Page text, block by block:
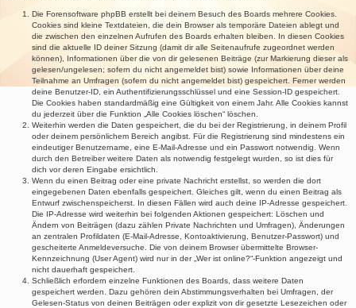
Die Forensoftware phpBB erstellt bei deinem Besuch des Boards mehrere Cookies.
Cookies sind kleine Textdateien, die dein Browser als temporäre Dateien ablegt und
die zwischen den einzelnen Aufrufen des Boards erhalten bleiben. In diesen Cookies
sind die aktuelle ID deiner Sitzung (damit dir alle Seitenaufrufe zugeordnet werden
können), Informationen über die von dir gelesenen Beiträge (zur Markierung dieser als
gelesen/ungelesen; sofern du nicht angemeldet bist) sowie Informationen über deine
Teilnahme an Umfragen (sofern du nicht angemeldet bist) gespeichert. Ferner werden
deine Benutzer-ID, ein Authentifizierungsschlüssel und eine Session-ID gespeichert.
Die Cookies haben standardmäßig eine Gültigkeit von einem Jahr. Alle Cookies kannst
du jederzeit über die Funktion „Alle Cookies löschen“ löschen.
Weiterhin werden die Daten gespeichert, die du bei der Registrierung, in deinem Profil
oder deinem persönlichem Bereich angibst. Für die Registrierung sind mindestens ein
eindeutiger Benutzername, eine E-Mail-Adresse und ein Passwort notwendig. Wenn
durch den Betreiber weitere Daten als notwendig festgelegt wurden, so ist dies für
dich vor deren Eingabe ersichtlich.
Wenn du einen Beitrag oder eine private Nachricht erstellst, so werden die dort
eingegebenen Daten ebenfalls gespeichert. Gleiches gilt, wenn du einen Beitrag als
Entwurf zwischenspeicherst. In diesen Fällen wird auch deine IP-Adresse gespeichert.
Die IP-Adresse wird weiterhin bei folgenden Aktionen gespeichert: Löschen und
Ändern von Beiträgen (dazu zählen Private Nachrichten und Umfragen), Änderungen
an zentralen Profildaten (E-Mail-Adresse, Kontoaktivierung, Benutzer-Passwort) und
gescheiterte Anmeldeversuche. Die von deinem Browser übermittelte Browser-
Kennzeichnung (User Agent) wird nur in der „Wer ist online?“-Funktion angezeigt und
nicht dauerhaft gespeichert.
Schließlich erfordern einzelne Funktionen des Boards, dass weitere Daten
gespeichert werden. Dazu gehören dein Abstimmungsverhalten bei Umfragen, der
Gelesen-Status von deinen Beiträgen oder explizit von dir gesetzte Lesezeichen oder